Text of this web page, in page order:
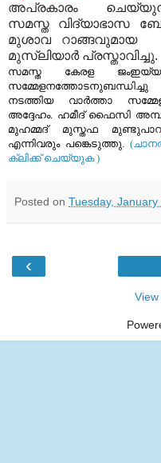
അപ്രകാരം
സമസ്ത വിദ്യാഭാസ
മുശാവ റാങ്ങവുമായ
മുസ്ലിയാര്‍ പ്രസ്താവിച്ചു.
സമസ്ത കേരള
നടത്തിയ വാര്‍ത്താ
അദ്ദേഹം. ഹമീദ് ഫൈസി
മുഹമ്മദ് മുസ്തഫ
എന്നിവരും പങ്കെടുത്തു.
ക്ലിക്ക് ചെയ്യുക )
Posted on Tuesday, January
‹